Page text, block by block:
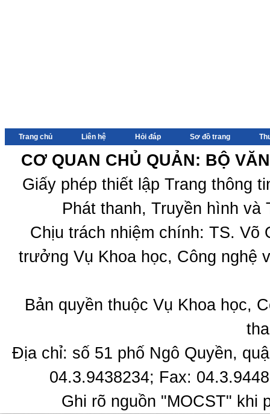
Trang chủ Liên hệ Hỏi đáp Sơ đồ trang
CƠ QUAN CHỦ QUẢN: BỘ
Giấy phép thiết lập Trang thông
Phát thanh, Truyền hình
Chịu trách nhiệm chính: TS.
trưởng Vụ Khoa học, Công nghệ
Bản quyền thuộc Vụ Khoa học,
Địa chỉ: số 51 phố Ngô Quyền,
04.3.9438234; Fax:
Ghi rõ nguồn "MOCST" khi